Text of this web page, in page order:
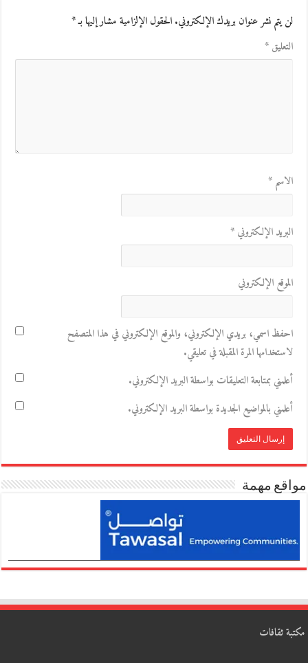
لن يتم نشر عنوان بريدك الإلكتروني.الحقول الإلزامية مشار إليها بـ*
التعليق*
الاسم*
البريد الإلكتروني*
الموقع الإلكتروني
احفظ اسمي، بريدي الإلكتروني، والموقع الإلكتروني في هذا المتصفح
لاستخدامها المرة المقبلة في تعليقي.
أعلمني بمتابعة التعليقات بواسطة البريد الإلكتروني.
أعلمني بالمواضيع الجديدة بواسطة البريد الإلكتروني.
مواقع مهمة
مكتبة ثقافات